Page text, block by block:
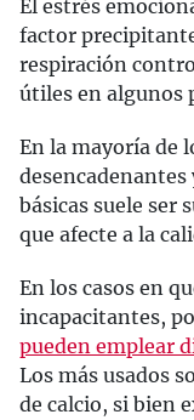
El estrés
factor
respiración
útiles en algunos
En la mayoría de
desencadenantes
básicas suele ser
que afecte a la
En los casos en
incapacitantes,
pueden emplear
Los más usados
de calcio, si bien